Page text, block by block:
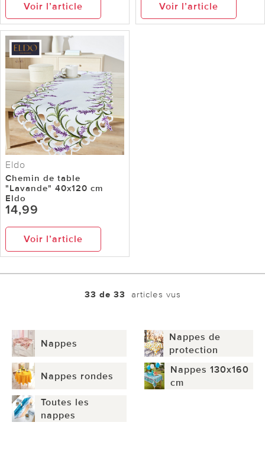
Voir l’article Voir l’article
Eldo
Chemin de table
"Lavande" 40x120 cm
Eldo
14,99
Voir l’article
33 de 33 articles vus
Nappes
Nappes de
protection
Nappes rondes
Nappes 130x160
cm
Toutes les
nappes